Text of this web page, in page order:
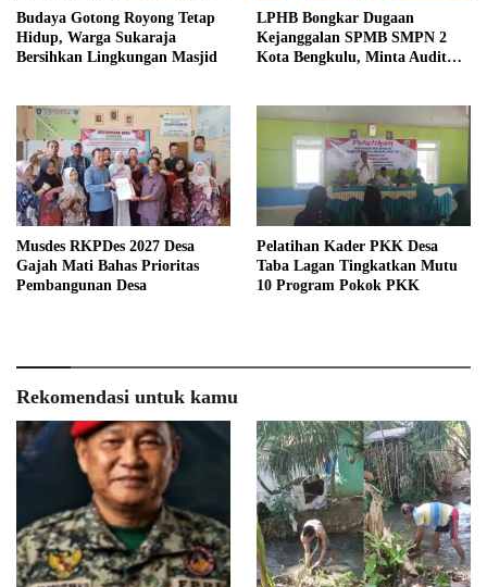
Budaya Gotong Royong Tetap
Hidup, Warga Sukaraja
Bersihkan Lingkungan Masjid
LPHB Bongkar Dugaan
Kejanggalan SPMB SMPN 2
Kota Bengkulu, Minta Audit
Musdes RKPDes 2027 Desa
Gajah Mati Bahas Prioritas
Pembangunan Desa
Pelatihan Kader PKK Desa
Taba Lagan Tingkatkan Mutu
10 Program Pokok PKK
Rekomendasi untuk kamu